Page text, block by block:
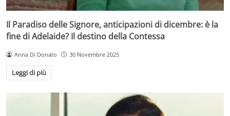
Il Paradiso delle Signore, anticipazioni di dicembre: è la
fine di Adelaide? Il destino della Contessa
Anna Di Donato 30 Novembre 2025
Leggi di più